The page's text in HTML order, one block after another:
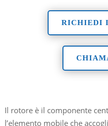
RICHIEDI
​Il rotore è il componente
l’elemento mobile che